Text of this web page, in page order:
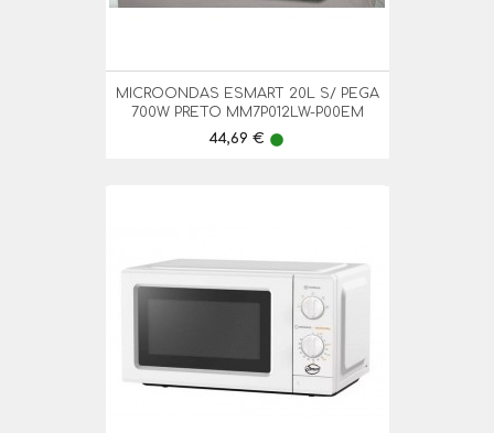
MICROONDAS ESMART 20L S/ PEGA
700W PRETO MM7P012LW-P00EM
Preço
44,69 € lens